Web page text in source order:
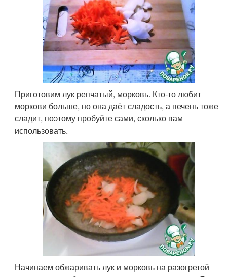
Приготовим лук репчатый, морковь. Кто-то любит
моркови больше, но она даёт сладость, а печень тоже
сладит, поэтому пробуйте сами, сколько вам
использовать.
Начинаем обжаривать лук и морковь на разогретой